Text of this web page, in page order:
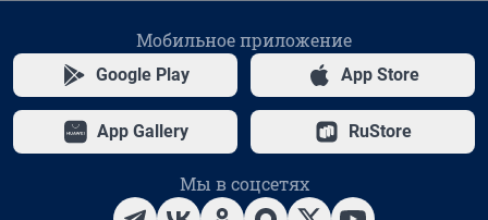
Мобильное приложение
Google Play App Store
App Gallery RuStore
Мы в соцсетях